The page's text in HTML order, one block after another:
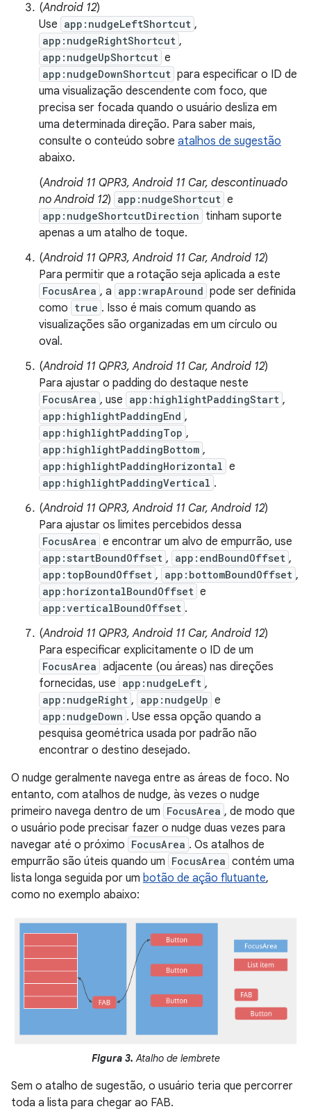
(Android 12)
Use app:nudgeLeftShortcut ,
app:nudgeRightShortcut ,
app:nudgeUpShortcut e
app:nudgeDownShortcut para especificar o ID de
uma visualização descendente com foco, que
precisa ser focada quando o usuário desliza em
uma determinada direção. Para saber mais,
consulte o conteúdo sobre atalhos de sugestão
abaixo.
(Android 11 QPR3, Android 11 Car, descontinuado
no Android 12) app:nudgeShortcut e
app:nudgeShortcutDirection tinham suporte
apenas a um atalho de toque.
(Android 11 QPR3, Android 11 Car, Android 12)
Para permitir que a rotação seja aplicada a este
FocusArea , a app:wrapAround pode ser definida
como true . Isso é mais comum quando as
visualizações são organizadas em um círculo ou
oval.
(Android 11 QPR3, Android 11 Car, Android 12)
Para ajustar o padding do destaque neste
FocusArea , use app:highlightPaddingStart ,
app:highlightPaddingEnd ,
app:highlightPaddingTop ,
app:highlightPaddingBottom ,
app:highlightPaddingHorizontal e
app:highlightPaddingVertical .
(Android 11 QPR3, Android 11 Car, Android 12)
Para ajustar os limites percebidos dessa
FocusArea e encontrar um alvo de empurrão, use
app:startBoundOffset , app:endBoundOffset ,
app:topBoundOffset , app:bottomBoundOffset ,
app:horizontalBoundOffset e
app:verticalBoundOffset .
(Android 11 QPR3, Android 11 Car, Android 12)
Para especificar explicitamente o ID de um
FocusArea adjacente (ou áreas) nas direções
fornecidas, use app:nudgeLeft ,
app:nudgeRight , app:nudgeUp e
app:nudgeDown . Use essa opção quando a
pesquisa geométrica usada por padrão não
encontrar o destino desejado.
O nudge geralmente navega entre as áreas de foco. No
entanto, com atalhos de nudge, às vezes o nudge
primeiro navega dentro de um FocusArea , de modo que
o usuário pode precisar fazer o nudge duas vezes para
navegar até o próximo FocusArea . Os atalhos de
empurrão são úteis quando um FocusArea contém uma
lista longa seguida por um botão de ação flutuante,
como no exemplo abaixo:
Figura 3. Atalho de lembrete
Sem o atalho de sugestão, o usuário teria que percorrer
toda a lista para chegar ao FAB.